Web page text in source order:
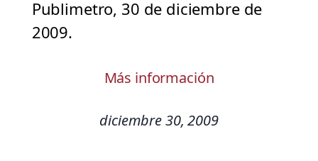
Publimetro, 30 de diciembre de
2009.
Más información
diciembre 30, 2009